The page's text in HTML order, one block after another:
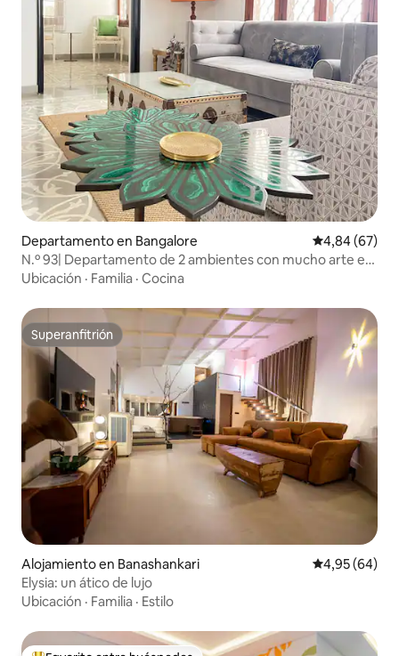
Departamento en Bangalore Calificación
4,84 (67)
N.º 93| Departamento de 2 ambientes con mucho arte en
Indiranagar
Ubicación · Familia · Cocina
Superanfitrión
Superanfitrión
Alojamiento en Banashankari Calificación
4,95 (64)
Elysia: un ático de lujo
Ubicación · Familia · Estilo